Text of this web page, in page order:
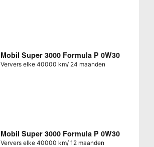
Mobil Super 3000 Formula P 0W30
Ververs elke 40000 km/ 24 maanden
Mobil Super 3000 Formula P 0W30
Ververs elke 40000 km/ 12 maanden